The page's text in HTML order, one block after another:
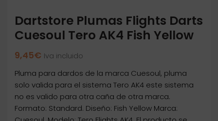
Dartstore Plumas Flights Darts
Cuesoul Tero AK4 Fish Yellow
9,45€ Iva incluido
Pluma para dardos de la marca Cuesoul, pluma
solo valida para el sistema Tero AK4 este sistema
no es valido para otra caña de otra marca.
Formato: Standard. Diseño: Fish Yellow Marca: